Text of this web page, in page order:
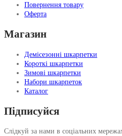
Повернення товару
Оферта
Магазин
Демісезонні шкарпетки
Короткі шкарпетки
Зимові шкарпетки
Набори шкарпеток
Каталог
Підписуйся
Слідкуй за нами в соціальних